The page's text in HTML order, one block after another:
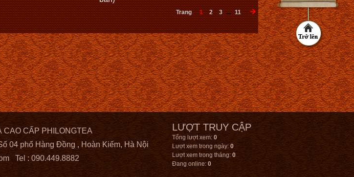
Trang 1 2 3 ... 11
CAO CẤP PHILONGTEA
04 phố Hàng Đồng , Hoàn Kiếm, Hà Nội
Tel : 090.449.8882
LƯỢT TRUY CẬP
Tổng lượt xem:0
Lượt xem trong ngày:0
Lượt xem trong tháng:0
Đang online:0